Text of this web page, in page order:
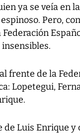
ya se veía en
Pero,
frente de la
Lopetegui,
Luis Enrique